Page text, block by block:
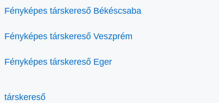
Fényképes társkereső Békéscsaba
Fényképes társkereső Veszprém
Fényképes társkereső Eger
társkereső